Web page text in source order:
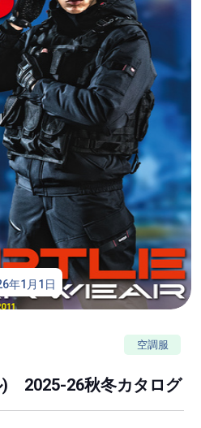
年1月1日
空調服
2025-26秋冬カタログ